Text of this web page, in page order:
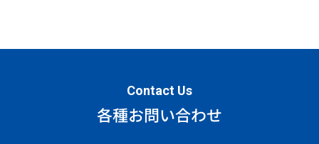
Contact Us
各種お問い合わせ